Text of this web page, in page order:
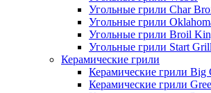
Угольные грили Char
Угольные грили
Угольные грили Broil
Угольные грили Start Grill
Керамические грили
Керамические грили Big
Керамические грили